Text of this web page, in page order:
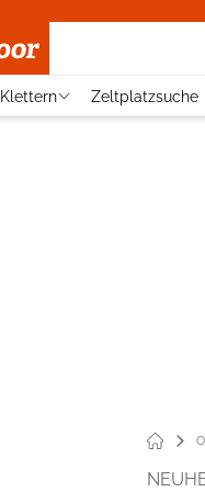
Klettern Zeltplatzsuche